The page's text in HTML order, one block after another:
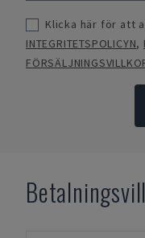
Klicka här för att
INTEGRITETSPOLICYN,